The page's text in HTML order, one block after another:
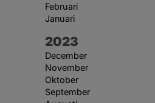
Februari
Januari
År:
2023
December
November
Oktober
September